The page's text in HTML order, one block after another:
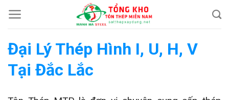
Chuyển
đến
dung
Đại Lý Thép Hình I, U, H, V
Tại Đắc Lắc